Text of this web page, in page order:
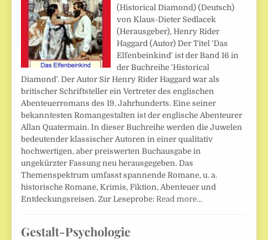
(Historical Diamond) (Deutsch)
von Klaus-Dieter Sedlacek
(Herausgeber), Henry Rider
Haggard (Autor) Der Titel 'Das
Elfenbeinkind' ist der Band 16 in
der Buchreihe 'Historical
Diamond'. Der Autor Sir Henry Rider Haggard war als
britischer Schriftsteller ein Vertreter des englischen
Abenteuerromans des 19. Jahrhunderts. Eine seiner
bekanntesten Romangestalten ist der englische Abenteurer
Allan Quatermain. In dieser Buchreihe werden die Juwelen
bedeutender klassischer Autoren in einer qualitativ
hochwertigen, aber preiswerten Buchausgabe in
ungekürzter Fassung neu herausgegeben. Das
Themenspektrum umfasst spannende Romane, u. a.
historische Romane, Krimis, Fiktion, Abenteuer und
Entdeckungsreisen. Zur Leseprobe: Read more…
Gestalt-Psychologie